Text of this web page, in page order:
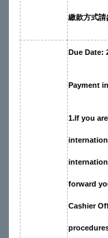
繳款方式請
Due Date:
Payment
1.If you
forward
Cashier